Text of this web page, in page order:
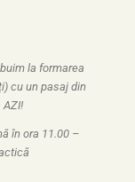
la formarea
cu un pasaj din
AZI!
în ora 11.00 –